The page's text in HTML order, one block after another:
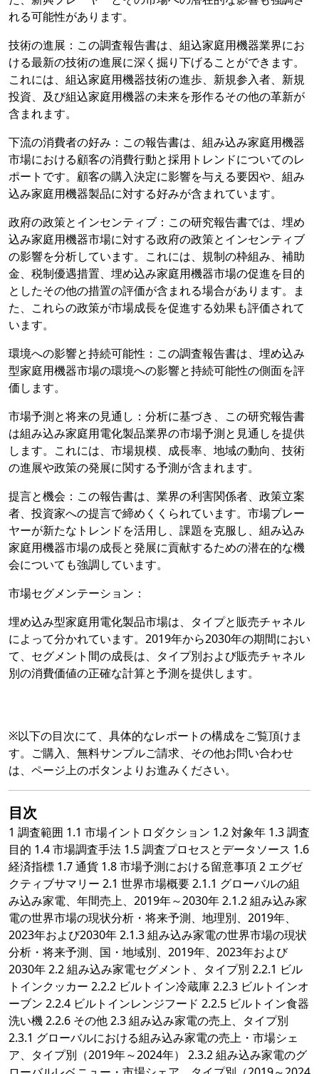
れる可能性があります。
技術の進展：この調査報告書は、組込家庭用機器業界にお
ける最新の技術の進展に深く掘り下げることができます。
これには、組込家庭用機器技術の進歩、新規参入者、新規
投資、及び組込家庭用機器の未来を形作るその他の革新が
含まれます。
下流の消費者の好み：この報告書は、組み込み家庭用機器
市場における顧客の消費行動と採用トレンドについてのレ
ポートです。顧客の購入決定に影響を与える要因や、組み
込み家庭用機器製品に対する好みが含まれています。
政府の政策とインセンティブ：この研究報告書では、埋め
込み家庭用機器市場に対する政府の政策とインセンティブ
の影響を分析しています。これには、規制の枠組み、補助
金、税制優遇措置、埋め込み家庭用機器市場の促進を目的
としたその他の措置の評価が含まれる場合があります。ま
た、これらの政策が市場成長を促進する効果も評価されて
います。
環境への影響と持続可能性：この調査報告書は、埋め込み
型家庭用機器市場の環境への影響と持続可能性の側面を評
価します。
市場予測と将来の見通し：分析に基づき、この研究報告書
は組み込み家庭用電化製品業界の市場予測と見通しを提供
します。これには、市場規模、成長率、地域の動向、技術
の進展や政策の発展に関する予測が含まれます。
提言と機会：この報告書は、業界の利害関係者、政策立案
者、投資家への提言で締めくくられています。市場プレー
ヤーが新たなトレンドを活用し、課題を克服し、組み込み
家庭用機器市場の成長と発展に貢献するための潜在的な機
会についても強調しています。
市場セグメンテーション：
埋め込み型家庭用電化製品市場は、タイプと販売チャネル
によって分かれています。2019年から2030年の期間におい
て、セグメント間の成長は、タイプ別および販売チャネル
別の消費価値の正確な計算と予測を提供します。
※以下の目次にて、具体的なレポートの構成をご覧頂けま
す。ご購入、無料サンプルご請求、その他お問い合わせ
は、ページ上のボタンよりお進みください。
目次
1 調査範囲 1.1 市場イントロダクション 1.2 対象年 1.3 調査
目的 1.4 市場調査手法 1.5 調査プロセスとデータソース 1.6
経済指標 1.7 通貨 1.8 市場予測における留意事項 2 エグゼ
クティブサマリー 2.1 世界市場概要 2.1.1 グローバルの組
み込み家電、年間売上、2019年～2030年 2.1.2 組み込み家
電の世界市場の現状分析・将来予測、地理別、2019年、
2023年および2030年 2.1.3 組み込み家電の世界市場の現状
分析・将来予測、国・地域別、2019年、2023年および
2030年 2.2 組み込み家電セグメント、タイプ別 2.2.1 ビル
トインクッカー 2.2.2 ビルトイン冷蔵庫 2.2.3 ビルトインオ
ーブン 2.2.4 ビルトインレンジフード 2.2.5 ビルトイン食器
洗い機 2.2.6 その他 2.3 組み込み家電の売上、タイプ別
2.3.1 グローバルにおける組み込み家電の売上・市場シェ
ア、タイプ別（2019年～2024年） 2.3.2 組み込み家電のグ